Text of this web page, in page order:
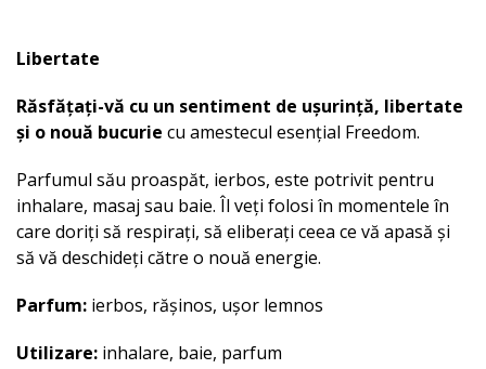
Libertate
Răsfățați-vă cu un sentiment de ușurință, libertate
și o nouă bucurie cu amestecul esențial Freedom.
Parfumul său proaspăt, ierbos, este potrivit pentru
inhalare, masaj sau baie. Îl veți folosi în momentele în
care doriți să respirați, să eliberați ceea ce vă apasă și
să vă deschideți către o nouă energie.
Parfum: ierbos, rășinos, ușor lemnos
Utilizare: inhalare, baie, parfum